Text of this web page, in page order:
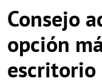
Consejo
opción